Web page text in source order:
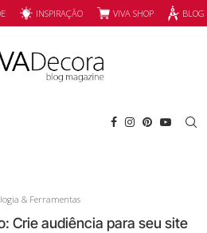
INSPIRAÇÃO VIVA SHOP
& Ferramentas
Crie audiência para seu site